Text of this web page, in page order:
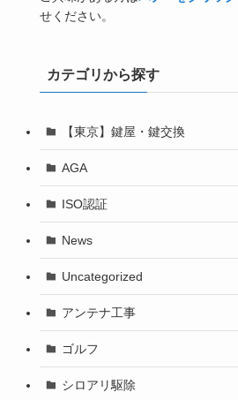
せください。
カテゴリから探す
【東京】鍵屋・鍵交換
AGA
ISO認証
News
Uncategorized
アンテナ工事
ゴルフ
シロアリ駆除